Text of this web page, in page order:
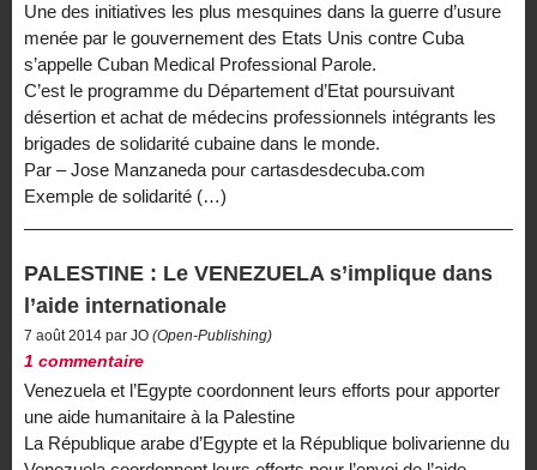
Une des initiatives les plus mesquines dans la guerre d’usure
menée par le gouvernement des Etats Unis contre Cuba
s’appelle Cuban Medical Professional Parole.
C’est le programme du Département d’Etat poursuivant
désertion et achat de médecins professionnels intégrants les
brigades de solidarité cubaine dans le monde.
Par – Jose Manzaneda pour cartasdesdecuba.com
Exemple de solidarité (…)
PALESTINE : Le VENEZUELA s’implique dans
l’aide internationale
7 août 2014 par JO (Open-Publishing)
1 commentaire
Venezuela et l’Egypte coordonnent leurs efforts pour apporter
une aide humanitaire à la Palestine
La République arabe d’Egypte et la République bolivarienne du